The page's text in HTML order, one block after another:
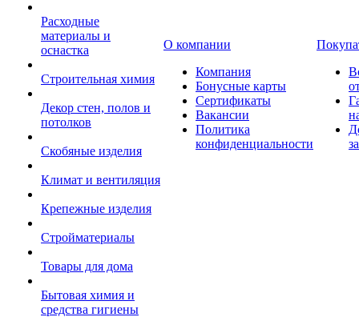
Расходные
материалы и
оснастка
Строительная химия
Декор стен, полов и
потолков
Скобяные изделия
Климат и вентиляция
Крепежные изделия
Стройматериалы
Товары для дома
Бытовая химия и
средства гигиены
О компании
Компания
Бонусные карты
Сертификаты
Вакансии
Политика
конфиденциальности